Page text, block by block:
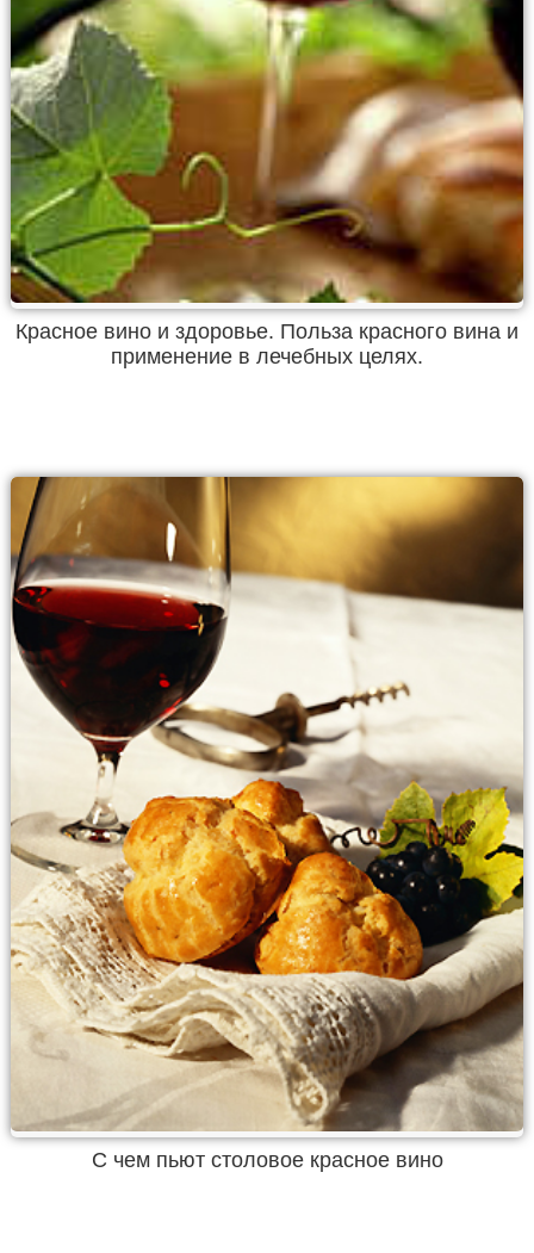
Красное вино и здоровье. Польза красного вина и
применение в лечебных целях.
С чем пьют столовое красное вино